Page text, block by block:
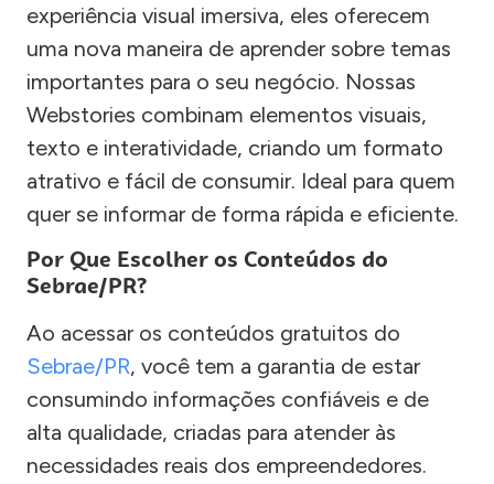
experiência visual imersiva, eles oferecem
uma nova maneira de aprender sobre temas
importantes para o seu negócio. Nossas
Webstories combinam elementos visuais,
texto e interatividade, criando um formato
atrativo e fácil de consumir. Ideal para quem
quer se informar de forma rápida e eficiente.
Por Que Escolher os Conteúdos do
Sebrae/PR?
Ao acessar os conteúdos gratuitos do
Sebrae/PR, você tem a garantia de estar
consumindo informações confiáveis e de
alta qualidade, criadas para atender às
necessidades reais dos empreendedores.